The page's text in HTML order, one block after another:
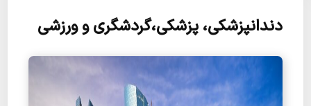
دندانپزشکی، پزشکی،گردشگری و ورزشی